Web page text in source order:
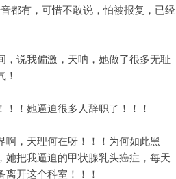
都有，可惜不敢说，怕被报复，已经
，说我偏激，天呐，她做了很多无耻
！
！她逼迫很多人辞职了！！！
啊，天理何在呀！！！为何如此黑
她把我逼迫的甲状腺乳头癌症，每天
开这个科室！！！